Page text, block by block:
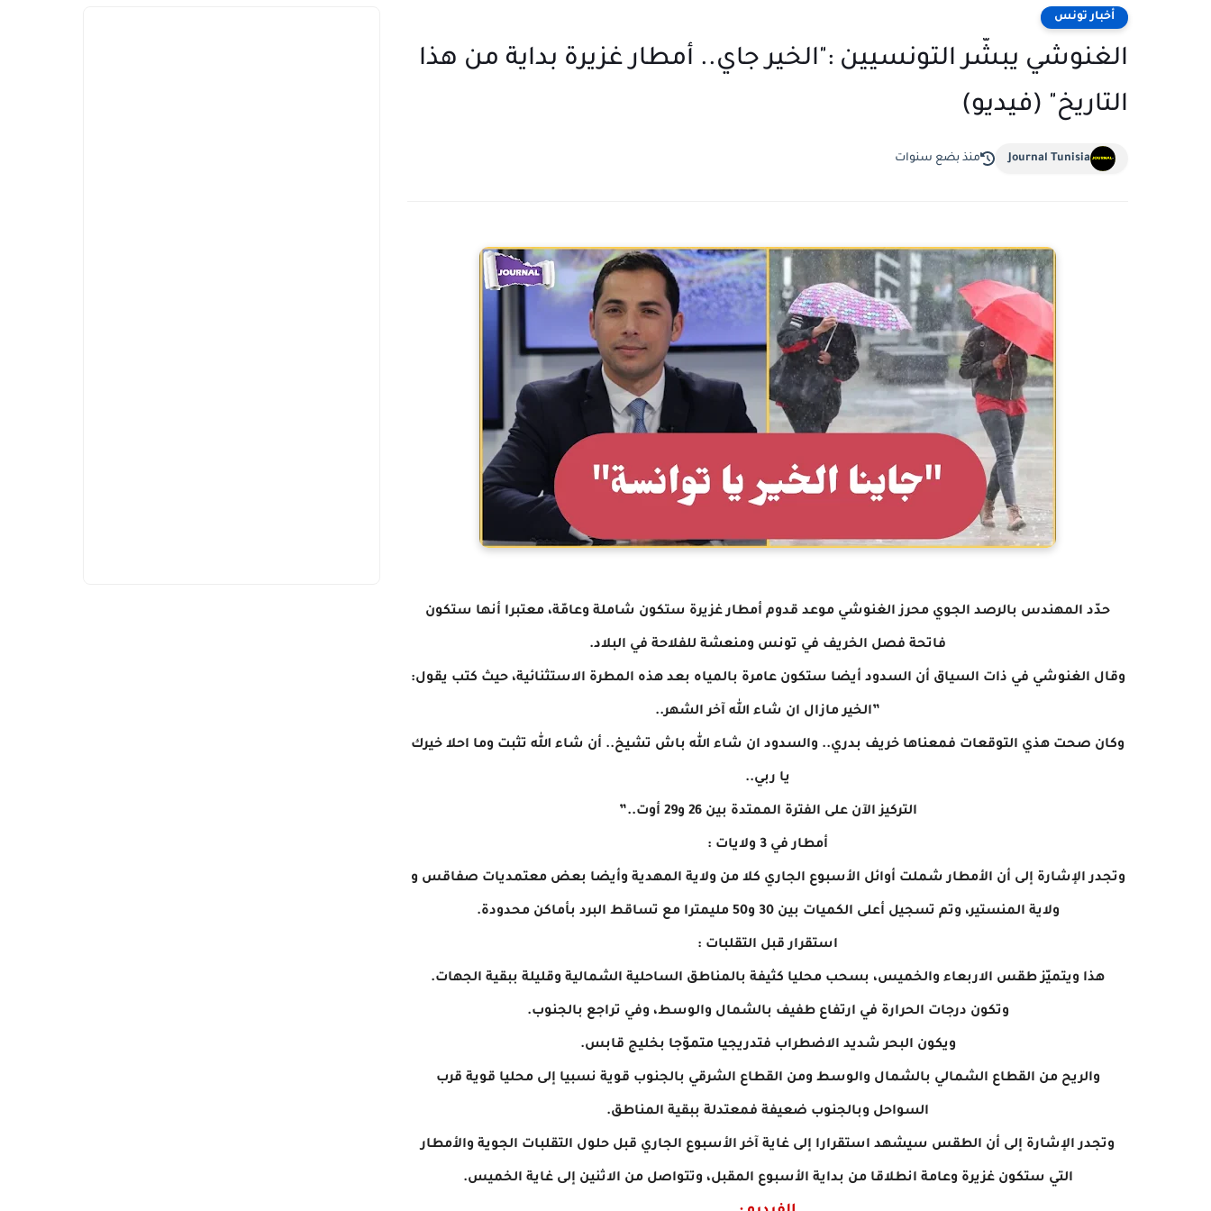
أخبار تونس
الغنوشي يبشّر التونسيين :"الخير جاي.. أمطار غزيرة بداية من هذا
التاريخ" (فيديو)
Journal Tunisia منذ بضع سنوات
حدّد المهندس بالرصد الجوي محرز الغنوشي موعد قدوم أمطار غزيرة ستكون شاملة وعامّة، معتبرا أنها ستكون
فاتحة فصل الخريف في تونس ومنعشة للفلاحة في البلاد.
وقال الغنوشي في ذات السياق أن السدود أيضا ستكون عامرة بالمياه بعد هذه المطرة الاستثنائية، حيث كتب يقول:
”الخير مازال ان شاء الله آخر الشهر..
وكان صحت هذي التوقعات فمعناها خريف بدري.. والسدود ان شاء الله باش تشيخ.. أن شاء الله تثبت وما احلا خيرك
يا ربي..
التركيز الآن على الفترة الممتدة بين 26 و29 أوت..”
أمطار في 3 ولايات :
وتجدر الإشارة إلى أن الأمطار شملت أوائل الأسبوع الجاري كلا من ولاية المهدية وأيضا بعض معتمديات صفاقس و
ولاية المنستير، وتم تسجيل أعلى الكميات بين 30 و50 مليمترا مع تساقط البرد بأماكن محدودة.
استقرار قبل التقلبات :
هذا ويتميّز طقس الاربعاء والخميس، بسحب محليا كثيفة بالمناطق الساحلية الشمالية وقليلة ببقية الجهات.
وتكون درجات الحرارة في ارتفاع طفيف بالشمال والوسط، وفي تراجع بالجنوب.
ويكون البحر شديد الاضطراب فتدريجيا متموّجا بخليج قابس.
والريح من القطاع الشمالي بالشمال والوسط ومن القطاع الشرقي بالجنوب قوية نسبيا إلى محليا قوية قرب
السواحل وبالجنوب ضعيفة فمعتدلة ببقية المناطق.
وتجدر الإشارة إلى أن الطقس سيشهد استقرارا إلى غاية آخر الأسبوع الجاري قبل حلول التقلبات الجوية والأمطار
التي ستكون غزيرة وعامة انطلاقا من بداية الأسبوع المقبل، وتتواصل من الاثنين إلى غاية الخميس.